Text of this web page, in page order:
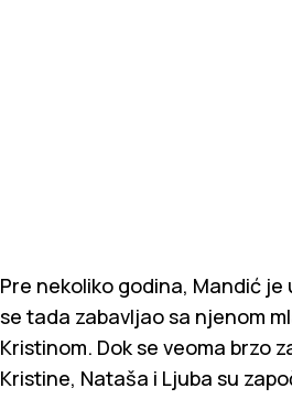
Pre nekoliko godina, Mandić
se tada zabavljao sa njenom
Kristinom. Dok se veoma brzo
Kristine, Nataša i Ljuba su